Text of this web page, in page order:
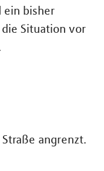
ein bisher
Situation vor
angrenzt.